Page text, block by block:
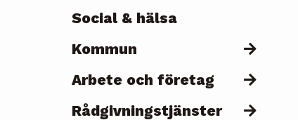
Social & hälsa
Kommun
Arbete och företag
Rådgivningstjänster